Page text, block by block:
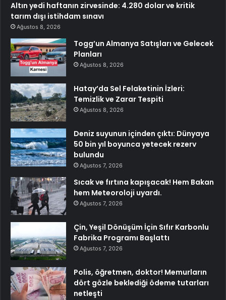
Altın yedi haftanın zirvesinde: 4.280 dolar ve kritik
tarım dışı istihdam sınavı
Ağustos 8, 2026
Togg’un Almanya Satışları ve Gelecek
Planları
Ağustos 8, 2026
Hatay’da Sel Felaketinin İzleri:
Temizlik ve Zarar Tespiti
Ağustos 8, 2026
Deniz suyunun içinden çıktı: Dünyaya
50 bin yıl boyunca yetecek rezerv
bulundu
Ağustos 7, 2026
Sıcak ve fırtına kapışacak! Hem Bakan
hem Meteoroloji uyardı.
Ağustos 7, 2026
Çin, Yeşil Dönüşüm İçin Sıfır Karbonlu
Fabrika Programı Başlattı
Ağustos 7, 2026
Polis, öğretmen, doktor! Memurların
dört gözle beklediği ödeme tutarları
netleşti